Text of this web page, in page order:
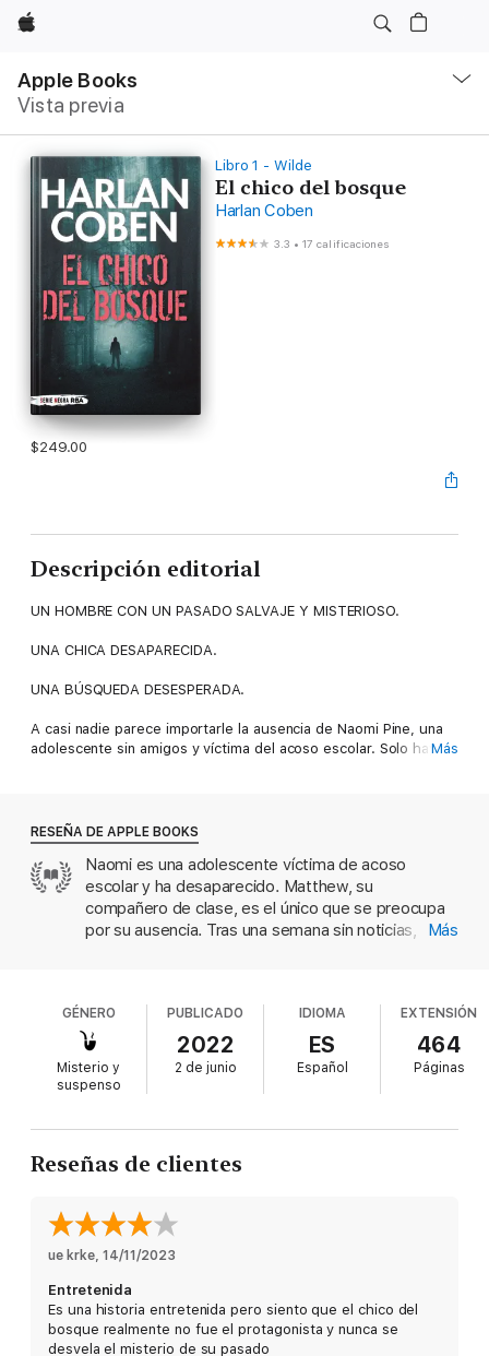
Apple
Apple Books
Vista previa
local
Abrir
Libro 1 - Wilde
El chico del bosque
Harlan Coben
3.3 •17 calificaciones
$249.00
Descripción editorial
UN HOMBRE CON UN PASADO SALVAJE Y MISTERIOSO.
UNA CHICA DESAPARECIDA.
UNA BÚSQUEDA DESESPERADA.
A casi nadie parece importarle la ausencia de Naomi Pine, una
adolescente sin amigos y víctima del acoso escolar. Solo hay
Matthew recurre a su abuela, la célebre abogada televisiva
Hester Crimstein, y a su padrino, Wilde, para averiguar dónde
está la chica. El pasado de Wilde, que cuando era niño vivió
solo en el bosque durante años, le impide integrarse del todo
en una comunidad, pero tiene unas habilidades que pueden ser
vitales para encontrar a la joven antes de que sea demasiado
Más
RESEÑA DE APPLE BOOKS
Naomi es una adolescente víctima de acoso
escolar y ha desaparecido. Matthew, su
compañero de clase, es el único que se preocupa
por su ausencia. Tras una semana sin noticias,
de ayuda para encontrarla.
Más
GÉNERO
Misterio y
suspenso
PUBLICADO
2022
2 de junio
IDIOMA
ES
Español
EXTENSIÓN
464
Páginas
Reseñas de clientes
ue krke, 14/11/2023
Entretenida
Es una historia entretenida pero siento que el chico del
bosque realmente no fue el protagonista y nunca se
desvela el misterio de su pasado